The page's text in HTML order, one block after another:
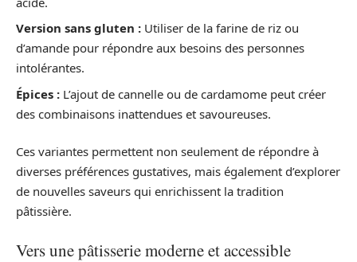
Version sans gluten : Utiliser de la farine de riz ou
d’amande pour répondre aux besoins des personnes
intolérantes.
Épices : L’ajout de cannelle ou de cardamome peut créer
des combinaisons inattendues et savoureuses.
Ces variantes permettent non seulement de répondre à
diverses préférences gustatives, mais également d’explorer
de nouvelles saveurs qui enrichissent la tradition
pâtissière.
Vers une pâtisserie moderne et accessible